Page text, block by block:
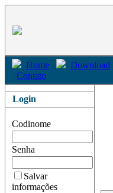
Home Download
Contato
Login
Codinome
Senha
Salvar
informações